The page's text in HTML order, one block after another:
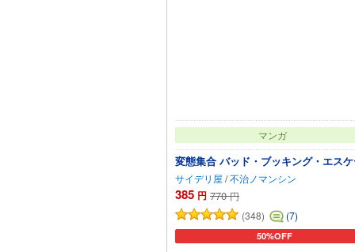
マンガ
変態集合 バッド・ブッキング・エス
サイデリ屋 /不治ノマンシン
385 円 770 円
(348)
(7)
50%OFF
カートに追加